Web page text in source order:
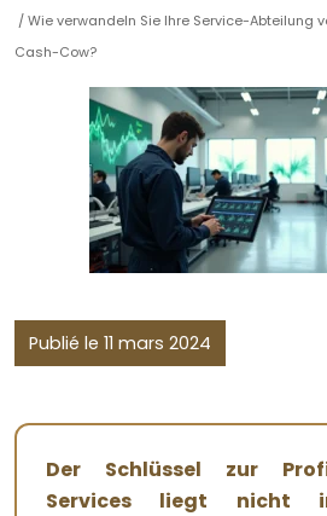
/ Wie verwandeln Sie Ihre Service-Abteilung
Cash-Cow?
Publié le 11 mars 2024
Der Schlüssel zur
Services liegt nicht